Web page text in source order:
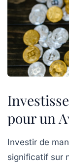
pour un
Investir de
significatif sur